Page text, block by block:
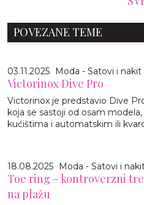
POVEZANE TEME
03.11.2025 Moda - Satovi i nakit
Victorinox Dive Pro
Victorinox je predstavio Dive
koja se sastoji od osam
kućištima i automatskim ili
18.08.2025 Moda - Satovi i
Toe ring – kontroverzni
na plažu